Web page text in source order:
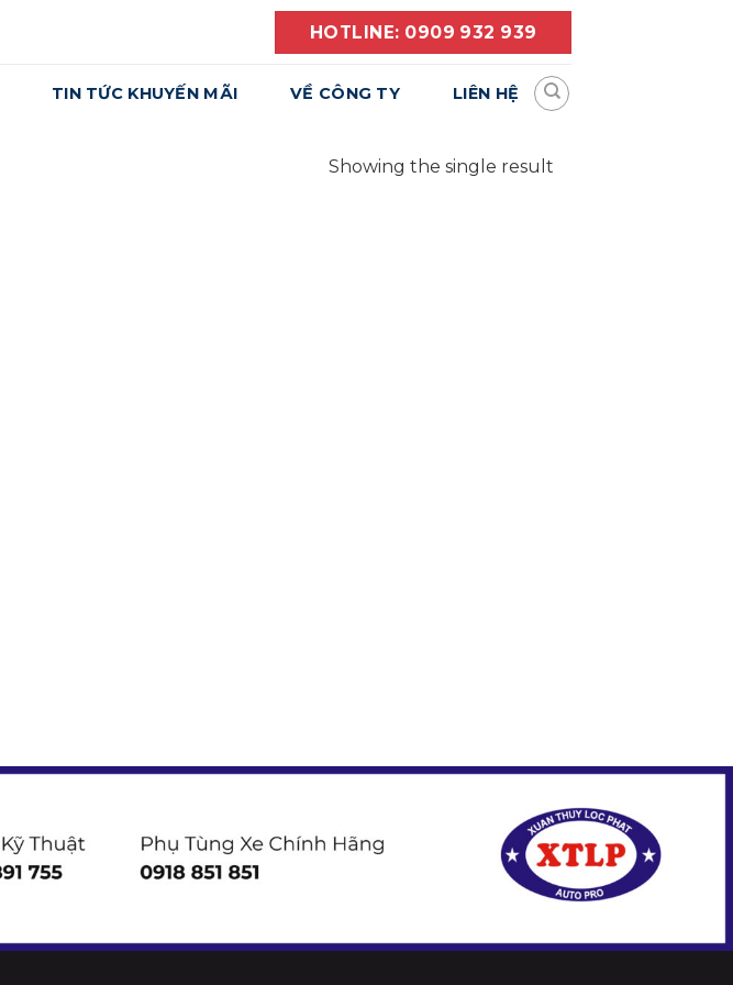
HOTLINE: 0909 932 939
TIN TỨC KHUYẾN MÃI VỀ CÔNG TY LIÊN HỆ
Showing the single result